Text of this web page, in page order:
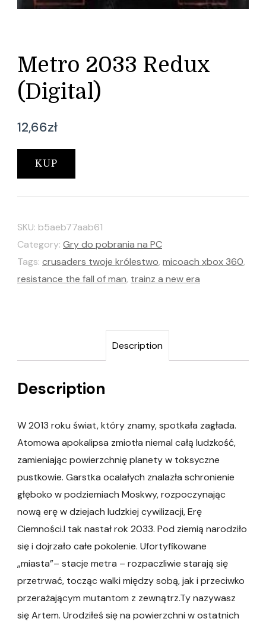
Metro 2033 Redux
(Digital)
12,66zł
KUP
SKU: b5aeb77aab61
Category: Gry do pobrania na PC
Tags: crusaders twoje królestwo, micoach xbox 360,
resistance the fall of man, trainz a new era
Description
Description
W 2013 roku świat, który znamy, spotkała zagłada.
Atomowa apokalipsa zmiotła niemal całą ludzkość,
zamieniając powierzchnię planety w toksyczne
pustkowie. Garstka ocalałych znalazła schronienie
głęboko w podziemiach Moskwy, rozpoczynając
nową erę w dziejach ludzkiej cywilizacji, Erę
Ciemności.I tak nastał rok 2033. Pod ziemią narodziło
się i dojrzało całe pokolenie. Ufortyfikowane
„miasta”– stacje metra – rozpaczliwie starają się
przetrwać, tocząc walki między sobą, jak i przeciwko
przerażającym mutantom z zewnątrz.Ty nazywasz
się Artem. Urodziłeś się na powierzchni w ostatnich